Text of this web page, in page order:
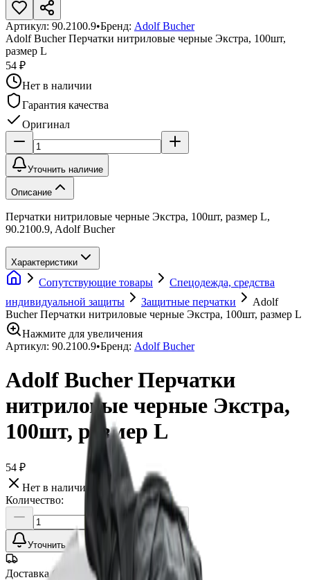
Артикул: 90.2100.9•Бренд: Adolf Bucher
Adolf Bucher Перчатки нитриловые черные Экстра, 100шт,
размер L
54 ₽
Нет в наличии
Гарантия качества
Оригинал
Уточнить наличие
Описание
Перчатки нитриловые черные Экстра, 100шт, размер L,
90.2100.9, Adolf Bucher
Характеристики
Сопутствующие товары
Спецодежда, средства
индивидуальной защиты
Защитные перчатки
Adolf
Bucher Перчатки нитриловые черные Экстра, 100шт, размер L
Нажмите для увеличения
Артикул: 90.2100.9•Бренд: Adolf Bucher
Adolf Bucher Перчатки
нитриловые черные Экстра,
100шт, размер L
54 ₽
Нет в наличии
Количество:
Уточнить наличие
Доставка СДЭК